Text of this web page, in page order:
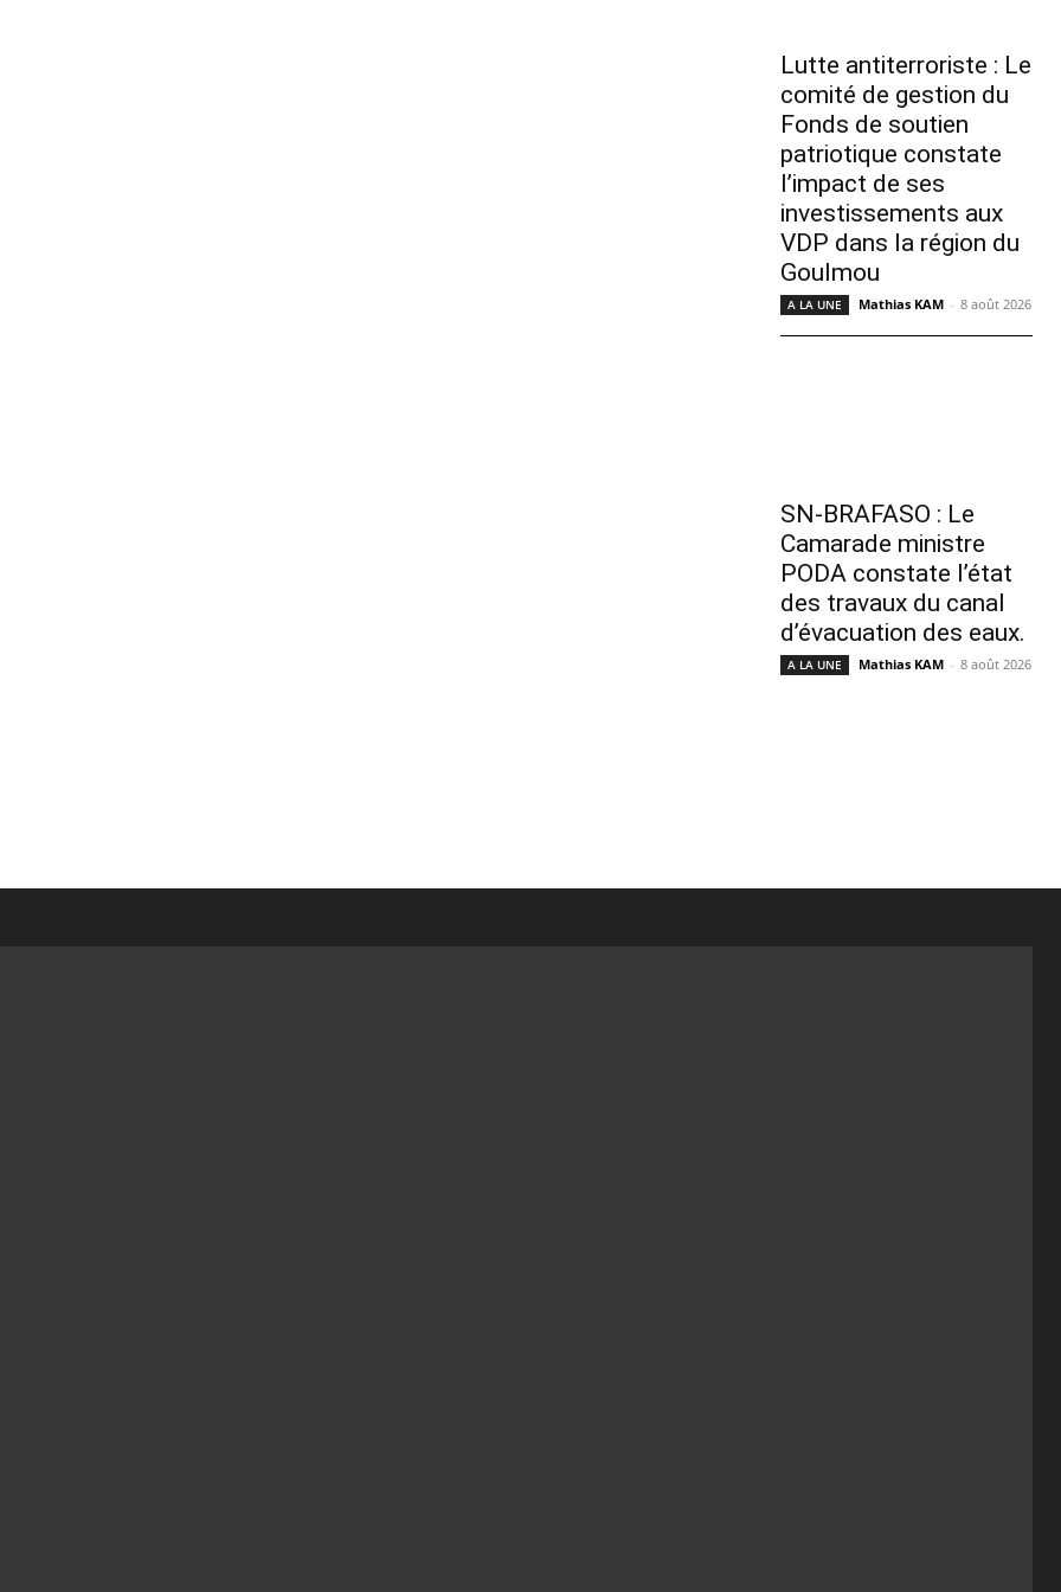
Lutte antiterroriste : Le
comité de gestion du
Fonds de soutien
patriotique constate
l’impact de ses
investissements aux
VDP dans la région du
Goulmou
A LA UNE Mathias KAM - 8 août 2026
SN-BRAFASO : Le
Camarade ministre
PODA constate l’état
des travaux du canal
d’évacuation des eaux.
A LA UNE Mathias KAM - 8 août 2026